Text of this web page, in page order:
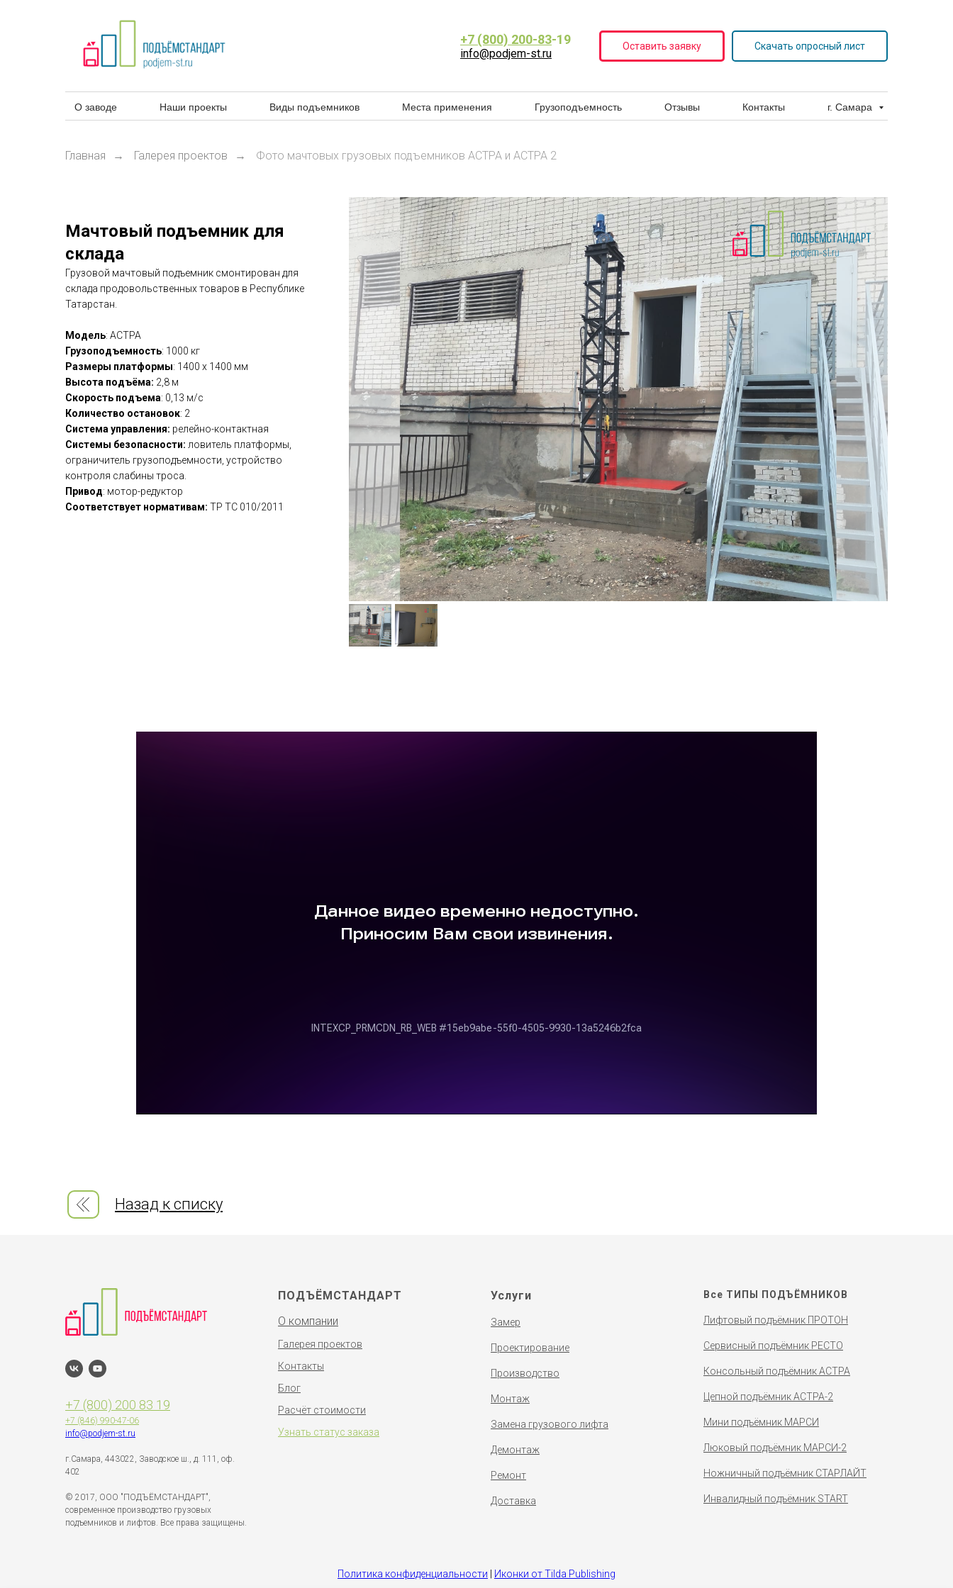
+7 (800) 200-83-19
info@podjem-st.ru
Оставить заявку Скачать опросный лист
О заводе Наши проекты Виды подъемников Места применения Грузоподъемность Отзывы Контакты г. Самара
Главная → Галерея проектов → Фото мачтовых грузовых подъемников АСТРА и АСТРА 2
Мачтовый подъемник для
склада
Грузовой мачтовый подъемник смонтирован для
склада продовольственных товаров в Республике
Татарстан.
Модель: АСТРА
Грузоподъемность: 1000 кг
Размеры платформы: 1400 х 1400 мм
Высота подъёма: 2,8 м
Скорость подъема: 0,13 м/с
Количество остановок: 2
Система управления: релейно-контактная
Системы безопасности: ловитель платформы,
ограничитель грузоподъемности, устройство
контроля слабины троса.
Привод: мотор-редуктор
Соответствует нормативам: ТР ТС 010/2011
Назад к списку
+7 (800) 200 83 19
+7 (846) 990-47-06
info@podjem-st.ru
г.Самара, 443022, Заводское ш., д. 111, оф.
402
© 2017, ООО "ПОДЪЁМСТАНДАРТ",
современное производство грузовых
подъемников и лифтов. Все права защищены.
ПОДЪЁМСТАНДАРТ
О компании
Галерея проектов
Контакты
Блог
Расчёт стоимости
Узнать статус заказа
Услуги
Замер
Проектирование
Производство
Монтаж
Замена грузового лифта
Демонтаж
Ремонт
Доставка
Все ТИПЫ ПОДЪЁМНИКОВ
Лифтовый подъёмник ПРОТОН
Сервисный подъёмник РЕСТО
Консольный подъёмник АСТРА
Цепной подъёмник АСТРА-2
Мини подъёмник МАРСИ
Люковый подъёмник МАРСИ-2
Ножничный подъёмник СТАРЛАЙТ
Инвалидный подъёмник START
Политика конфиденциальности Иконки от Tilda Publishing
консультант
Подождите, вам пишут сообщение